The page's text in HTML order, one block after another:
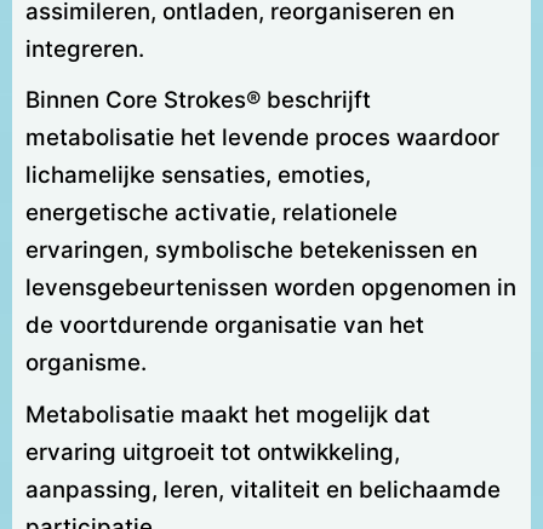
assimileren, ontladen, reorganiseren en
integreren.
Binnen Core Strokes® beschrijft
metabolisatie het levende proces waardoor
lichamelijke sensaties, emoties,
energetische activatie, relationele
ervaringen, symbolische betekenissen en
levensgebeurtenissen worden opgenomen in
de voortdurende organisatie van het
organisme.
Metabolisatie maakt het mogelijk dat
ervaring uitgroeit tot ontwikkeling,
aanpassing, leren, vitaliteit en belichaamde